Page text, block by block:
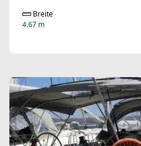
Breite
4.67 m